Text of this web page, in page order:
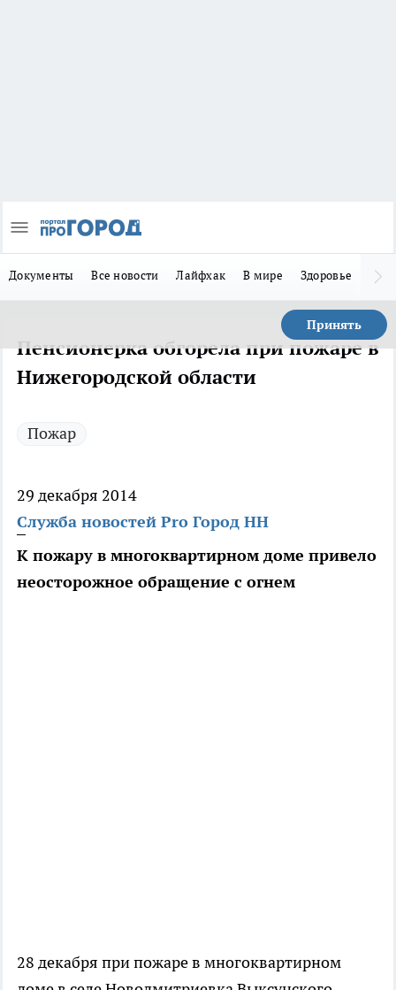
Документы Все новости Лайфхак В мире Здоровье
Принять
Пенсионерка обгорела при пожаре в
Нижегородской области
Пожар
29 декабря 2014
Служба новостей Pro Город НН
К пожару в многоквартирном доме привело
неосторожное обращение с огнем
28 декабря при пожаре в многоквартирном